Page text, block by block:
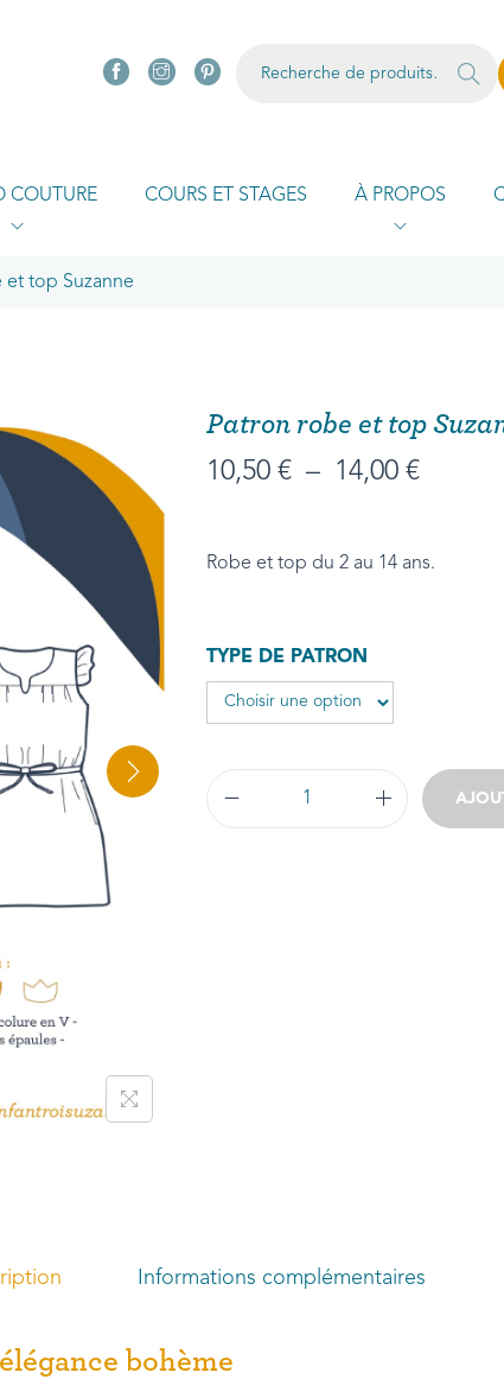
Recher
COUTURE COURS ET STAGES À PROPOS
et top Suzanne
Patron robe et top
10,50 € – 14,00 €
Robe et top du 2 au 14 ans.
TYPE DE PATRON
Informations complémentaires
bohème